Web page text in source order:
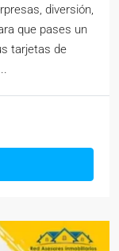
diversión,
que pases un
tarjetas de